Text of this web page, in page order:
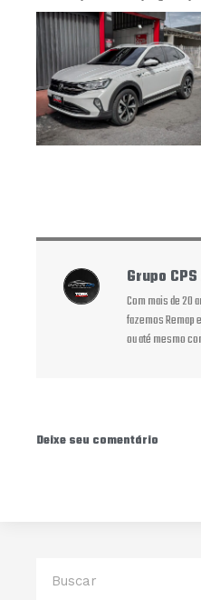
Grupo
Com mais de 20
fazemos Remap
ou até mesmo
Deixe seu comentário